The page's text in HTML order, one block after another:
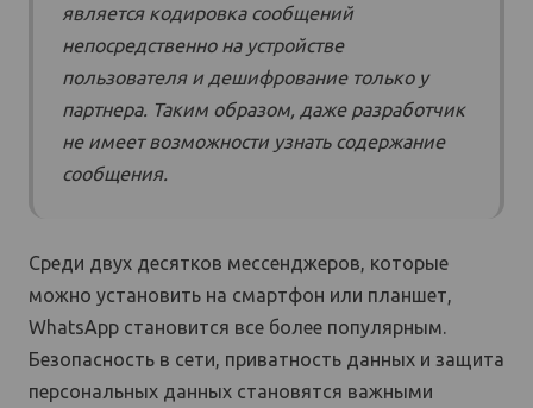
является кодировка сообщений
непосредственно на устройстве
пользователя и дешифрование только у
партнера. Таким образом, даже разработчик
не имеет возможности узнать содержание
сообщения.
Среди двух десятков мессенджеров, которые
можно установить на смартфон или планшет,
WhatsApp становится все более популярным.
Безопасность в сети, приватность данных и защита
персональных данных становятся важными